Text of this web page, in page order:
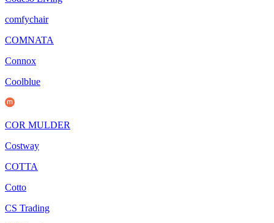
comfychair
COMNATA
Connox
Coolblue
COR MULDER
Costway
COTTA
Cotto
CS Trading